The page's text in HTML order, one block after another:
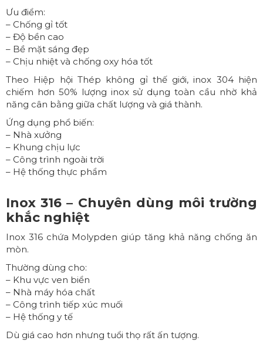
Ưu điểm:
– Chống gỉ tốt
– Độ bền cao
– Bề mặt sáng đẹp
– Chịu nhiệt và chống oxy hóa tốt
Theo Hiệp hội Thép không gỉ thế giới, inox 304 hiện
chiếm hơn 50% lượng inox sử dụng toàn cầu nhờ khả
năng cân bằng giữa chất lượng và giá thành.
Ứng dụng phổ biến:
– Nhà xưởng
– Khung chịu lực
– Công trình ngoài trời
– Hệ thống thực phẩm
Inox 316 – Chuyên dùng môi trường
khắc nghiệt
Inox 316 chứa Molypden giúp tăng khả năng chống ăn
mòn.
Thường dùng cho:
– Khu vực ven biển
– Nhà máy hóa chất
– Công trình tiếp xúc muối
– Hệ thống y tế
Dù giá cao hơn nhưng tuổi thọ rất ấn tượng.